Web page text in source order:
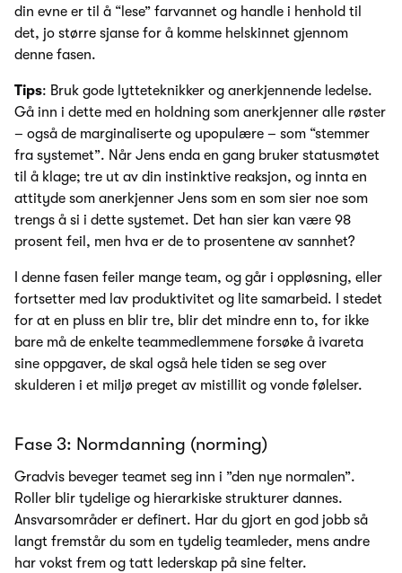
din evne er til å “lese” farvannet og handle i henhold til
det, jo større sjanse for å komme helskinnet gjennom
denne fasen.
Tips: Bruk gode lytteteknikker og anerkjennende ledelse.
Gå inn i dette med en holdning som anerkjenner alle røster
– også de marginaliserte og upopulære – som “stemmer
fra systemet”. Når Jens enda en gang bruker statusmøtet
til å klage; tre ut av din instinktive reaksjon, og innta en
attityde som anerkjenner Jens som en som sier noe som
trengs å si i dette systemet. Det han sier kan være 98
prosent feil, men hva er de to prosentene av sannhet?
I denne fasen feiler mange team, og går i oppløsning, eller
fortsetter med lav produktivitet og lite samarbeid. I stedet
for at en pluss en blir tre, blir det mindre enn to, for ikke
bare må de enkelte teammedlemmene forsøke å ivareta
sine oppgaver, de skal også hele tiden se seg over
skulderen i et miljø preget av mistillit og vonde følelser.
Fase 3: Normdanning (norming)
Gradvis beveger teamet seg inn i ”den nye normalen”.
Roller blir tydelige og hierarkiske strukturer dannes.
Ansvarsområder er definert. Har du gjort en god jobb så
langt fremstår du som en tydelig teamleder, mens andre
har vokst frem og tatt lederskap på sine felter.